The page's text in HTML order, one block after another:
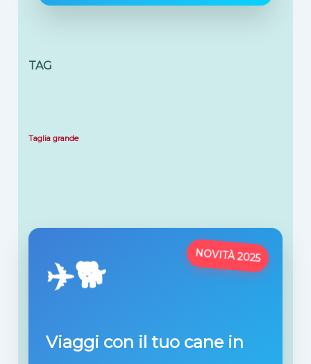
TAG
Taglia grande
NOVITÀ 2025
✈️🐕
Viaggi con il tuo cane in